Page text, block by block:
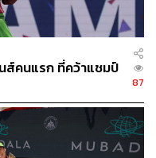
สว. เพราะเจ้าหน้าที่
สภา โดยไม่ได้รับ
งที่สภากำลังดำเนินการ
ครอง (Protective
นการรักษาความ
นิติบัญญัติ
ส์คนแรก ที่คว้าแชมป์
87